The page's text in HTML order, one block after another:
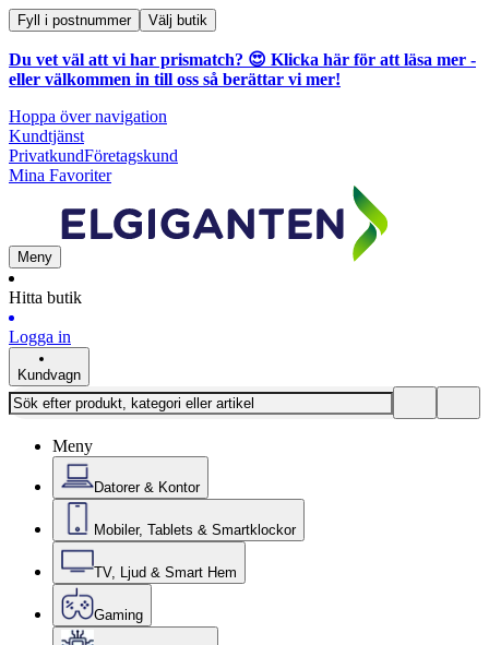
Fyll i postnummer Välj butik
Du vet väl att vi har prismatch? 😍 Klicka här för att läsa mer -
eller välkommen in till oss så berättar vi mer!
Hoppa över navigation
Kundtjänst
PrivatkundFöretagskund
Mina Favoriter
Meny
Hitta butik
Logga in
Kundvagn
Meny
Datorer & Kontor
Mobiler, Tablets & Smartklockor
TV, Ljud & Smart Hem
Gaming